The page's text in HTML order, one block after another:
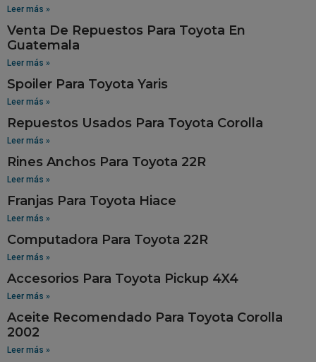
Leer más »
Venta De Repuestos Para Toyota En
Guatemala
Leer más »
Spoiler Para Toyota Yaris
Leer más »
Repuestos Usados Para Toyota Corolla
Leer más »
Rines Anchos Para Toyota 22R
Leer más »
Franjas Para Toyota Hiace
Leer más »
Computadora Para Toyota 22R
Leer más »
Accesorios Para Toyota Pickup 4X4
Leer más »
Aceite Recomendado Para Toyota Corolla
2002
Leer más »